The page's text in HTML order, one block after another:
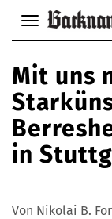
Navigation
anzeigen
bzw.
verbergen
Mit uns
in
Von Nikolai B.